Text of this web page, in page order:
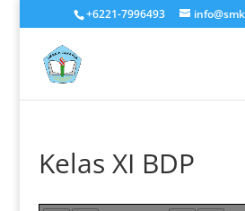
+6221-7996493
Kelas XI BDP